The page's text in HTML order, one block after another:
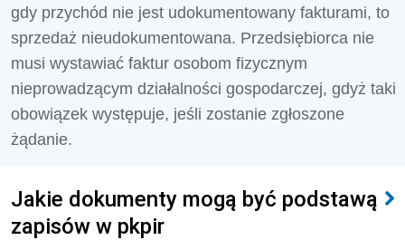
gdy przychód nie jest udokumentowany fakturami, to
sprzedaż nieudokumentowana. Przedsiębiorca nie
musi wystawiać faktur osobom fizycznym
nieprowadzącym działalności gospodarczej, gdyż taki
obowiązek występuje, jeśli zostanie zgłoszone
żądanie.
Jakie dokumenty mogą być podstawą
zapisów w pkpir